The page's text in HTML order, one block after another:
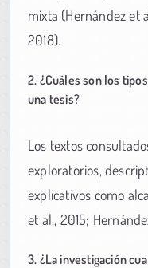
mixta (Hernández et
2018).
2. ¿Cuáles son los
una tesis?
Los textos
exploratorios,
explicativos como
et al., 2015;
3. ¿La investigación